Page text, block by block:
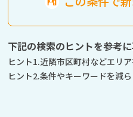
下記の検索のヒントを参考
ヒント1.近隣市区町村などエリ
ヒント2.条件やキーワードを減ら